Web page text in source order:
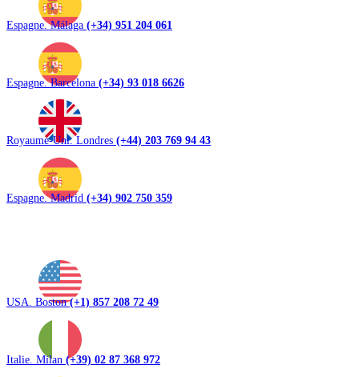
Espagne. Málaga (+34) 951 204 061
Espagne. Barcelona (+34) 93 018 6626
Royaume-Uni. Londres (+44) 203 769 94 43
Espagne. Madrid (+34) 902 750 359
USA. Boston(+1) 857 208 72 49
Italie. Milan (+39) 02 87 368 972